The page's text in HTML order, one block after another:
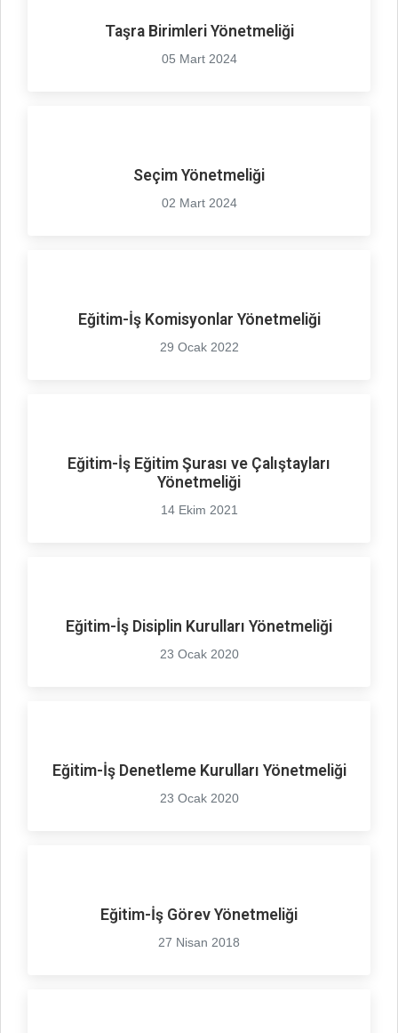
Taşra Birimleri Yönetmeliği
05 Mart 2024
Seçim Yönetmeliği
02 Mart 2024
Eğitim-İş Komisyonlar Yönetmeliği
29 Ocak 2022
Eğitim-İş Eğitim Şurası ve Çalıştayları
Yönetmeliği
14 Ekim 2021
Eğitim-İş Disiplin Kurulları Yönetmeliği
23 Ocak 2020
Eğitim-İş Denetleme Kurulları Yönetmeliği
23 Ocak 2020
Eğitim-İş Görev Yönetmeliği
27 Nisan 2018